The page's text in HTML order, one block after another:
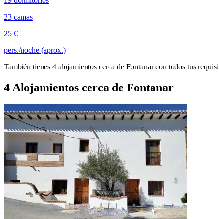
23 camas
25 €
pers./noche (aprox.)
También tienes 4 alojamientos cerca de Fontanar con todos tus
4 Alojamientos cerca de Fontanar